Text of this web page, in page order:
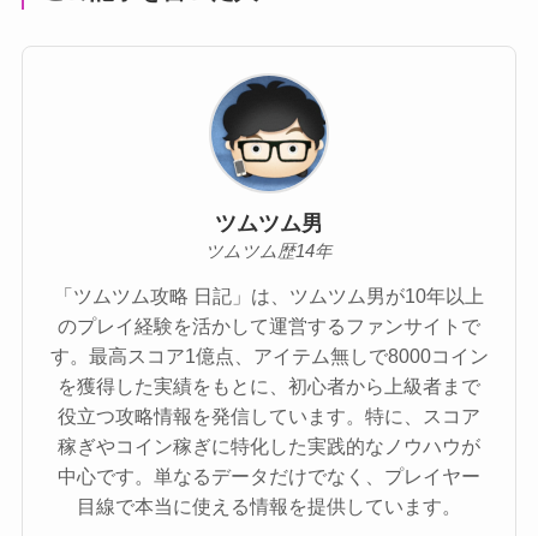
ツムツム男
ツムツム歴14年
「ツムツム攻略 日記」は、ツムツム男が10年以上
のプレイ経験を活かして運営するファンサイトで
す。最高スコア1億点、アイテム無しで8000コイン
を獲得した実績をもとに、初心者から上級者まで
役立つ攻略情報を発信しています。特に、スコア
稼ぎやコイン稼ぎに特化した実践的なノウハウが
中心です。単なるデータだけでなく、プレイヤー
目線で本当に使える情報を提供しています。